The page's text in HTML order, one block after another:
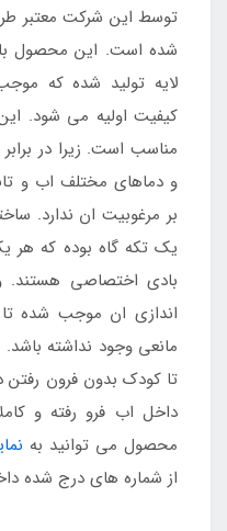
توسط این شرکت معتبر
شده است. این محصول
لایه تولید شده که
کیفیت اولیه می شود.
مناسب است. زیرا در
و دماهای مختلف اب و
بر مرغوبیت ان ندارد.
یک تکه گاه بوده که هر
بادی اختصاصی
اندازی ان موجب شده تا
مانعی وجود نداشته باشد.
تا کودک بدون فرون رفتن
داخل اب فرو رفته و
محصول می توانید به
از شماره های درج شده